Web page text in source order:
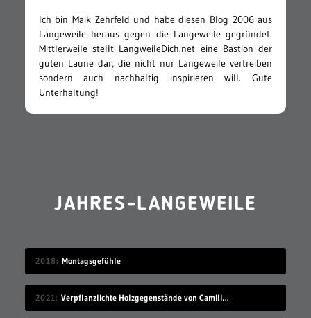
Ich bin Maik Zehrfeld und habe diesen Blog 2006 aus
Langeweile heraus gegen die Langeweile gegründet.
Mittlerweile stellt LangweileDich.net eine Bastion der
guten Laune dar, die nicht nur Langeweile vertreiben
sondern auch nachhaltig inspirieren will. Gute
Unterhaltung!
JAHRES-LANGEWEILE
2018 Montagsgefühle
2021 Verpflanzlichte Holzgegenstände von Camille Kachani